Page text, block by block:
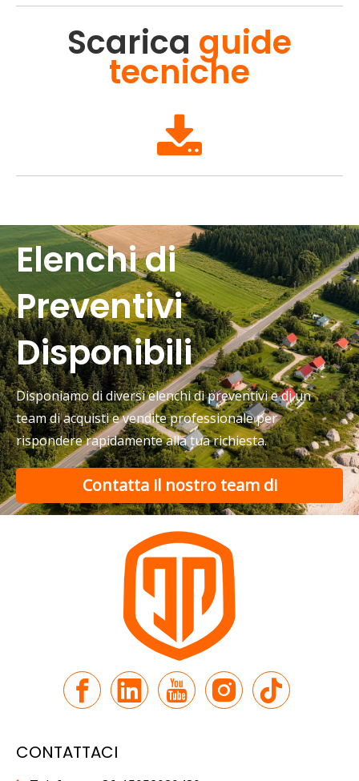
Scarica guide
tecniche
Elenchi di
Preventivi
Disponibili
Disponiamo di diversi elenchi di preventivi e di un
team di acquisti e vendite professionale per
rispondere rapidamente alla tua richiesta.
Contatta il nostro team di
supporto
CONTATTACI